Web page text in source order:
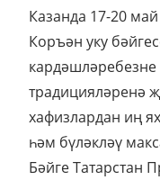
Казанда 17-20
Коръән уку
традицияләренә
хафизлардан иң
һәм бүләкләү
Бәйге Татарстан